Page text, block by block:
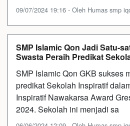
09/07/2024 19:16 - Oleh Humas smp
SMP Islamic Qon Jadi Satu-
Swasta Peraih Predikat
SMP Islamic Qon GKB sukses
predikat Sekolah Inspiratif
Inspiratif Nawakarsa Award
2024. Sekolah ini menjadi sa